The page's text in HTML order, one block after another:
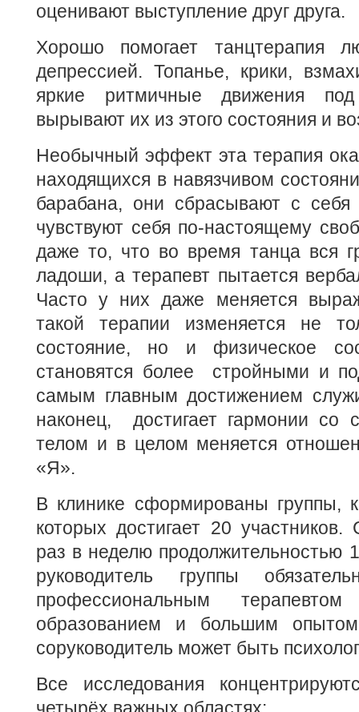
оценивают выступление друг друга.
Хорошо помогает танцтерапия
депрессией. Топанье, крики,
яркие ритмичные движения
вырывают их из этого состояния и
Необычный эффект эта терапия
находящихся в навязчивом
барабана, они сбрасывают с
чувствуют себя по-настоящему
даже то, что во время танца вся
ладоши, а терапевт пытается
Часто у них даже меняется
такой терапии изменяется не
состояние, но и физическое
становятся более стройными и
самым главным достижением
наконец, достигает гармонии со
телом и в целом меняется
«Я».
В клинике сформированы группы,
которых достигает 20
раз в неделю продолжительностью
руководитель группы
профессиональным
образованием и большим
соруководитель может быть
Все исследования